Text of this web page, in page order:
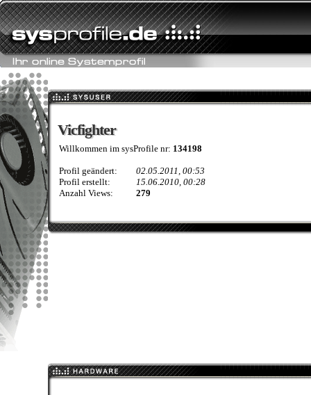
Vicfighter
Vicfighter
Willkommen im sysProfile nr: 134198
Profil geändert:
02.05.2011, 00:53
Profil erstellt:
15.06.2010, 00:28
Anzahl Views:
279